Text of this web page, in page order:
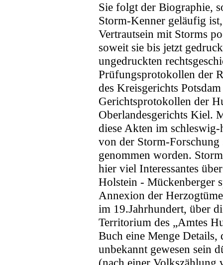
Sie folgt der Biographie,
Storm-Kenner geläufig
Vertrautsein mit Storms
soweit sie bis jetzt
ungedruckten
Prüfungsprotokollen der
des Kreisgerichts
Gerichtsprotokollen der
Oberlandesgerichts Kiel.
diese Akten im
von der Storm-
genommen worden.
hier viel Interessantes
Holstein - Mückenberger
Annexion der
im 19.Jahrhundert, über
Territorium des „Amtes
Buch eine Menge Details,
unbekannt gewesen sein